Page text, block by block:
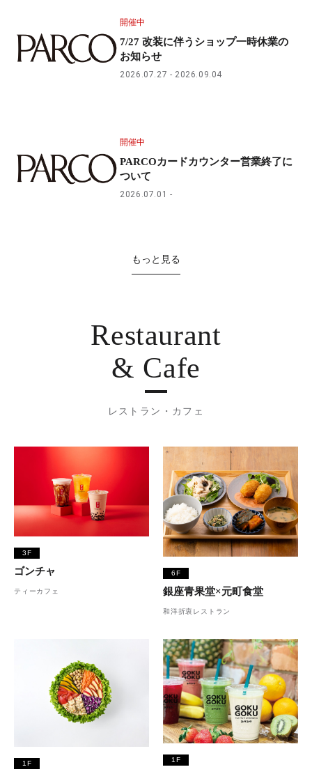
開催中
7/27 改装に伴うショップ一時休業の
お知らせ
2026.07.27 2026.09.04
開催中
PARCOカードカウンター営業終了に
ついて
2026.07.01
もっと見る
Restaurant
& Cafe
レストラン・カフェ
3F
ゴンチャ
ティーカフェ
6F
銀座青果堂×元町食堂
和洋折衷レストラン
1F 1F